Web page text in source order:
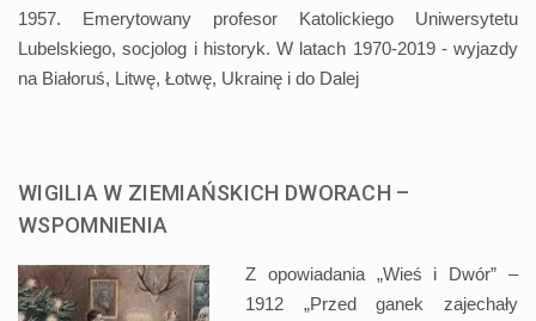
1957. Emerytowany profesor Katolickiego Uniwersytetu
Lubelskiego, socjolog i historyk. W latach 1970-2019 - wyjazdy
na Białoruś, Litwę, Łotwę, Ukrainę i do Dalej
WIGILIA W ZIEMIAŃSKICH DWORACH –
WSPOMNIENIA
Z opowiadania „Wieś i Dwór” –
1912 „Przed ganek zajechały